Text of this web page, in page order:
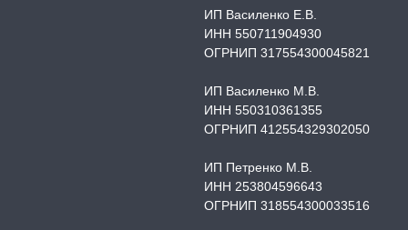
ИП Василенко Е.В.
ИНН 550711904930
ОГРНИП 317554300045821
ИП Василенко М.В.
ИНН 550310361355
ОГРНИП 412554329302050
ИП Петренко М.В.
ИНН 253804596643
ОГРНИП 318554300033516